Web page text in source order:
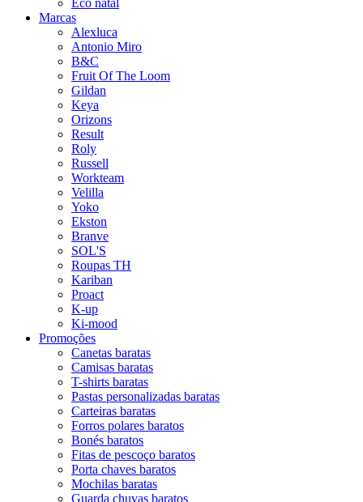
Marcas
Alexluca
Antonio Miro
B&C
Fruit Of The Loom
Gildan
Keya
Orizons
Result
Roly
Russell
Workteam
Velilla
Yoko
Ekston
Branve
SOL'S
Roupas TH
Kariban
Proact
K-up
Ki-mood
Promoções
Canetas baratas
Camisas baratas
T-shirts baratas
Pastas personalizadas baratas
Carteiras baratas
Forros polares baratos
Bonés baratos
Fitas de pescoço baratos
Porta chaves baratos
Mochilas baratas
Guarda chuvas baratos